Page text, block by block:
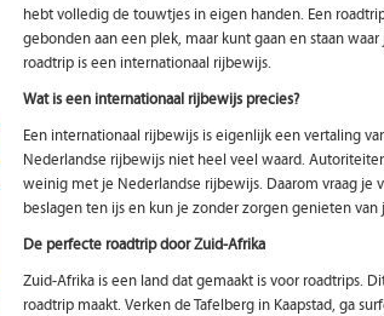
hebt volledig de touwtjes in eigen handen. Een
gebonden aan een plek, maar kunt gaan en staan
roadtrip is een internationaal rijbewijs.
Wat is een internationaal rijbewijs precies?
Een internationaal rijbewijs is eigenlijk een vertaling
Nederlandse rijbewijs niet heel veel waard.
weinig met je Nederlandse rijbewijs. Daarom vraag
beslagen ten ijs en kun je zonder zorgen genieten van
De perfecte roadtrip door Zuid-Afrika
Zuid-Afrika is een land dat gemaakt is voor roadtrips.
roadtrip maakt. Verken de Tafelberg in Kaapstad, ga